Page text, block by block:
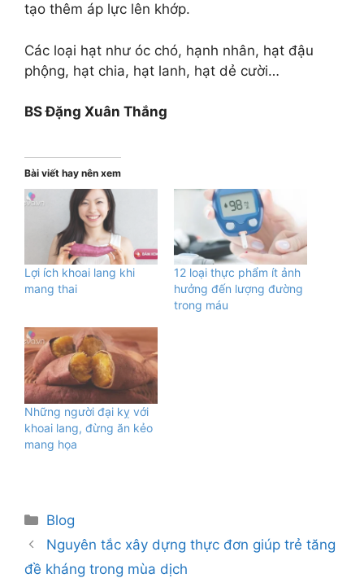
tạo thêm áp lực lên khớp.
Các loại hạt như óc chó, hạnh nhân, hạt đậu
phộng, hạt chia, hạt lanh, hạt dẻ cười…
BS Đặng Xuân Thắng
Bài viết hay nên xem
Lợi ích khoai lang khi
mang thai
12 loại thực phẩm ít ảnh
hưởng đến lượng đường
trong máu
Những người đại kỵ với
khoai lang, đừng ăn kẻo
mang họa
Danh
mục
Blog
Nguyên tắc xây dựng thực đơn giúp trẻ tăng
đề kháng trong mùa dịch